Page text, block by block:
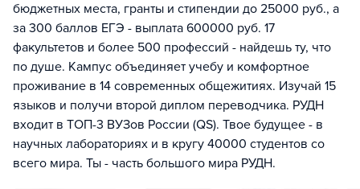
бюджетных места, гранты и стипендии до 25000 руб., а
за 300 баллов ЕГЭ - выплата 600000 руб. 17
факультетов и более 500 профессий - найдешь ту, что
по душе. Кампус объединяет учебу и комфортное
проживание в 14 современных общежитиях. Изучай 15
языков и получи второй диплом переводчика. РУДН
входит в ТОП-3 ВУЗов России (QS). Твое будущее - в
научных лабораториях и в кругу 40000 студентов со
всего мира. Ты - часть большого мира РУДН.